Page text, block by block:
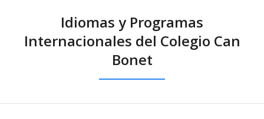
Idiomas y Programas
Internacionales del Colegio Can
Bonet